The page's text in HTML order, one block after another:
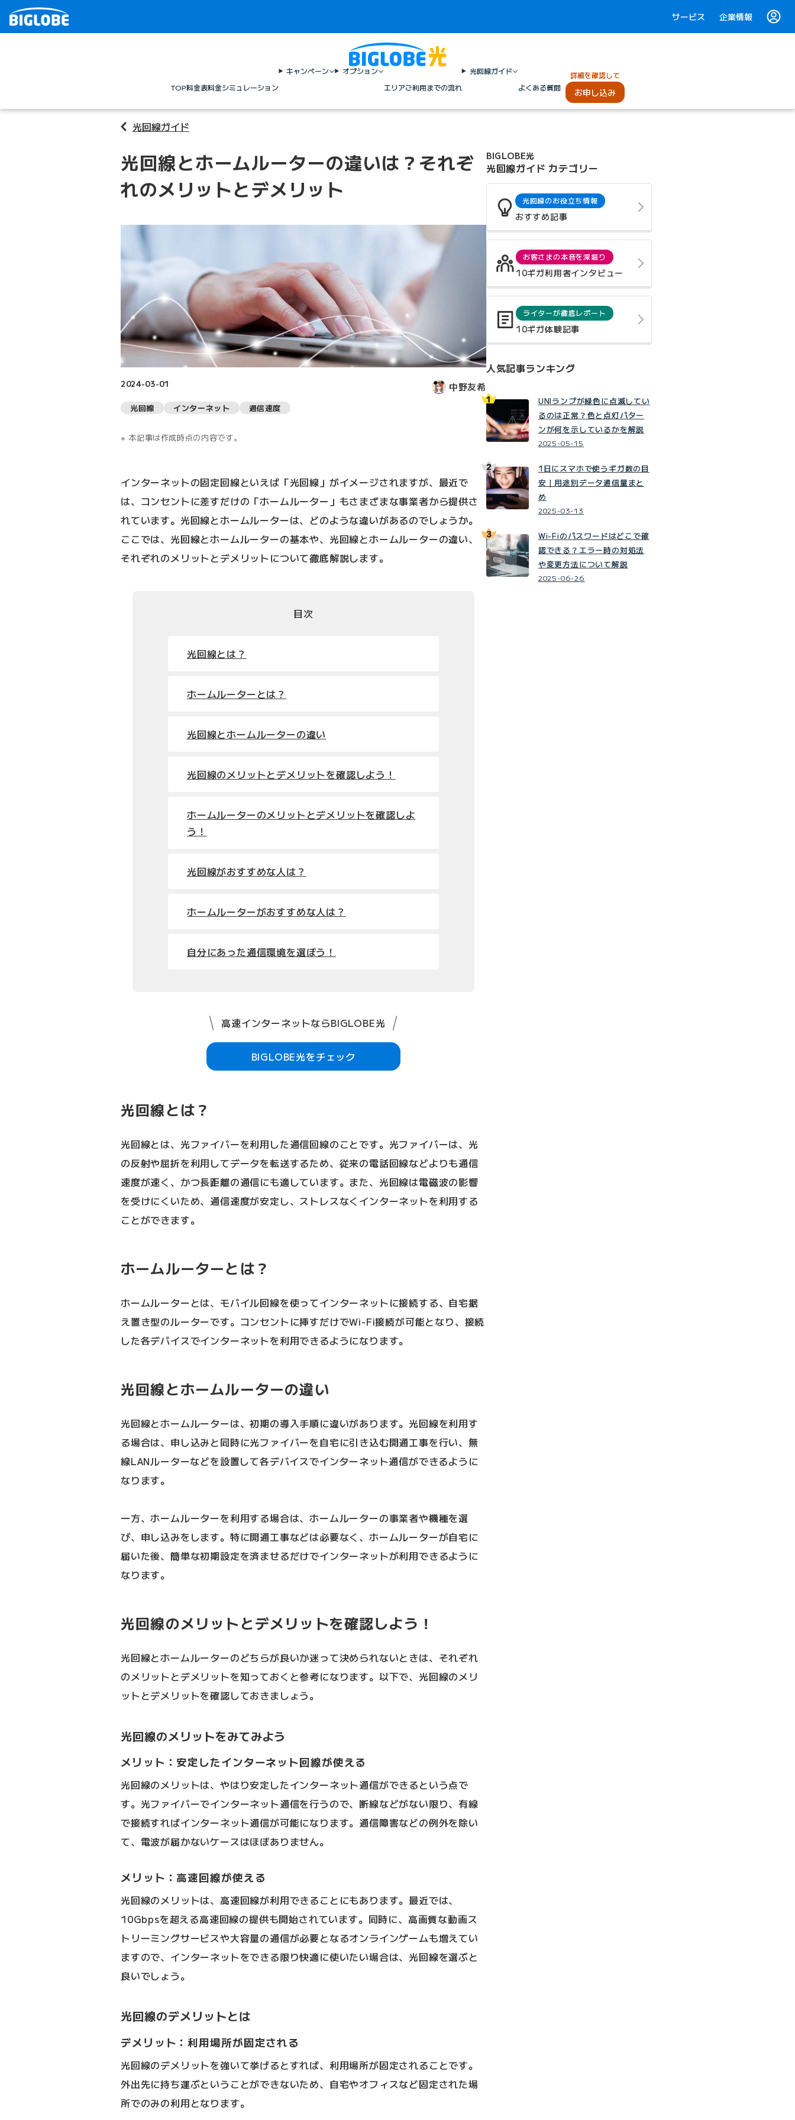
サービス 企業情報
TOP料金表料金シミュレーション
キャンペーン
オプション
エリアご利用までの流れ
光回線ガイド
よくある質問
詳細を確認して
お申し込み
光回線ガイド
光回線とホームルーターの違いは？それぞ
れのメリットとデメリット
2024-03-01 中野友希
光回線 インターネット 通信速度
本記事は作成時点の内容です。
インターネットの固定回線といえば「光回線」がイメージされますが、最近で
は、コンセントに差すだけの「ホームルーター」もさまざまな事業者から提供さ
れています。光回線とホームルーターは、どのような違いがあるのでしょうか。
ここでは、光回線とホームルーターの基本や、光回線とホームルーターの違い、
それぞれのメリットとデメリットについて徹底解説します。
目次
光回線とは？
ホームルーターとは？
光回線とホームルーターの違い
光回線のメリットとデメリットを確認しよう！
ホームルーターのメリットとデメリットを確認しよ
う！
光回線がおすすめな人は？
ホームルーターがおすすめな人は？
自分にあった通信環境を選ぼう！
高速インターネットならBIGLOBE光
BIGLOBE光をチェック
光回線とは？
光回線とは、光ファイバーを利用した通信回線のことです。光ファイバーは、光
の反射や屈折を利用してデータを転送するため、従来の電話回線などよりも通信
速度が速く、かつ長距離の通信にも適しています。また、光回線は電磁波の影響
を受けにくいため、通信速度が安定し、ストレスなくインターネットを利用する
ことができます。
ホームルーターとは？
ホームルーターとは、モバイル回線を使ってインターネットに接続する、自宅据
え置き型のルーターです。コンセントに挿すだけでWi-Fi接続が可能となり、接続
した各デバイスでインターネットを利用できるようになります。
光回線とホームルーターの違い
光回線とホームルーターは、初期の導入手順に違いがあります。光回線を利用す
る場合は、申し込みと同時に光ファイバーを自宅に引き込む開通工事を行い、無
線LANルーターなどを設置して各デバイスでインターネット通信ができるように
なります。
一方、ホームルーターを利用する場合は、ホームルーターの事業者や機種を選
び、申し込みをします。特に開通工事などは必要なく、ホームルーターが自宅に
届いた後、簡単な初期設定を済ませるだけでインターネットが利用できるように
なります。
光回線のメリットとデメリットを確認しよう！
光回線とホームルーターのどちらが良いか迷って決められないときは、それぞれ
のメリットとデメリットを知っておくと参考になります。以下で、光回線のメリ
ットとデメリットを確認しておきましょう。
光回線のメリットをみてみよう
メリット：安定したインターネット回線が使える
光回線のメリットは、やはり安定したインターネット通信ができるという点で
す。光ファイバーでインターネット通信を行うので、断線などがない限り、有線
で接続すればインターネット通信が可能になります。通信障害などの例外を除い
て、電波が届かないケースはほぼありません。
メリット：高速回線が使える
光回線のメリットは、高速回線が利用できることにもあります。最近では、
10Gbpsを超える高速回線の提供も開始されています。同時に、高画質な動画ス
トリーミングサービスや大容量の通信が必要となるオンラインゲームも増えてい
ますので、インターネットをできる限り快適に使いたい場合は、光回線を選ぶと
良いでしょう。
光回線のデメリットとは
デメリット：利用場所が固定される
光回線のデメリットを強いて挙げるとすれば、利用場所が固定されることです。
外出先に持ち運ぶということができないため、自宅やオフィスなど固定された場
所でのみの利用となります。
BIGLOBE光
光回線ガイド カテゴリー
光回線のお役立ち情報
おすすめ記事
お客さまの本音を深堀り
10ギガ利用者インタビュー
ライターが徹底レポート
10ギガ体験記事
人気記事ランキング
UNIランプが緑色に点滅してい
るのは正常？色と点灯パター
ンが何を示しているかを解説
2025-05-15
1日にスマホで使うギガ数の目
安｜用途別データ通信量まと
め
2025-03-13
Wi-Fiのパスワードはどこで確
認できる？エラー時の対処法
や変更方法について解説
2025-06-26